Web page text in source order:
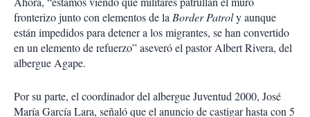
fronterizo junto con elementos de laBorder Patroly aunque
están impedidos para detener a los migrantes, se han convertido
en un elemento de refuerzo” aseveró el pastor Albert Rivera, del
albergue Agape.
Por su parte, el coordinador del albergue Juventud 2000, José
María García Lara, señaló que el anuncio de castigar hasta con 5